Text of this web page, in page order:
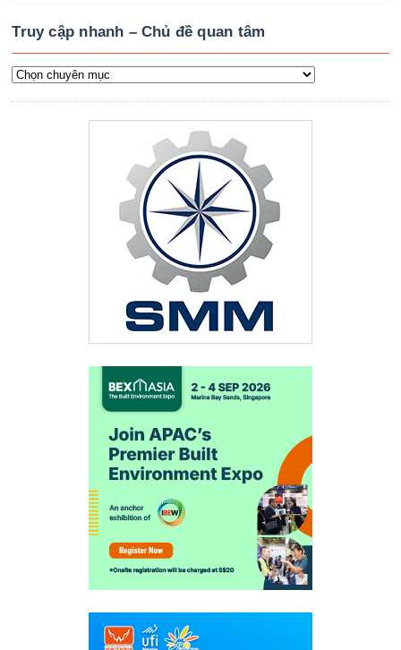
Truy cập nhanh – Chủ đề quan tâm